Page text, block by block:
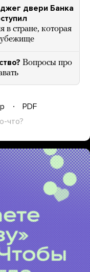
двери Банка
в стране, которая
убежище
Вопросы про
PDF
что?